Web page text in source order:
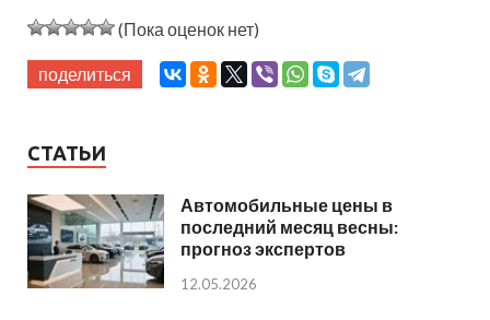
(Пока оценок нет)
поделиться
СТАТЬИ
Автомобильные цены в
последний месяц весны:
прогноз экспертов
12.05.2026